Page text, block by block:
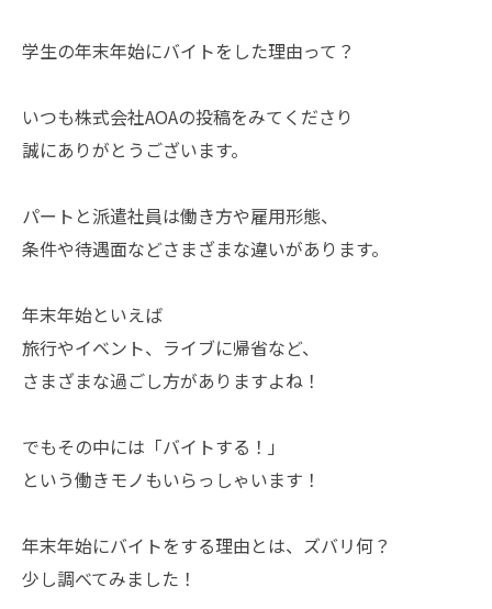
学生の年末年始にバイトをした理由って？
いつも株式会社AOAの投稿をみてくださり
誠にありがとうございます。
パートと派遣社員は働き方や雇用形態、
条件や待遇面などさまざまな違いがあります。
年末年始といえば
旅行やイベント、ライブに帰省など、
さまざまな過ごし方がありますよね！
でもその中には「バイトする！」
という働きモノもいらっしゃいます！
年末年始にバイトをする理由とは、ズバリ何？
少し調べてみました！